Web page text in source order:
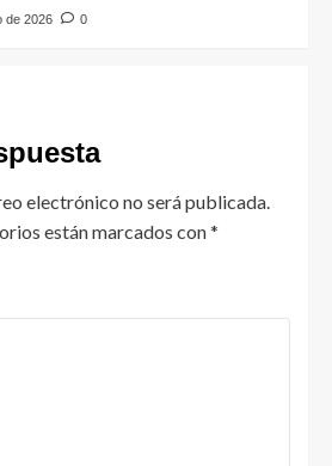
de 2026 0
electrónico no será publicada.
están marcados con*